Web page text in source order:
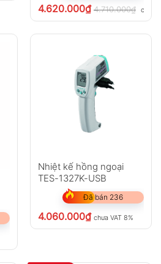
4.620.000₫ 4.710.000₫ chưa
Nhiệt kế hồng ngoại
TES-1327K-USB
Đã bán 236
4.060.000₫ chưa VAT 8%